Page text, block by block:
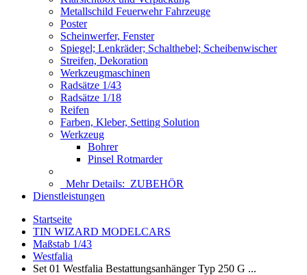
Metallschild Feuerwehr Fahrzeuge
Poster
Scheinwerfer, Fenster
Spiegel; Lenkräder; Schalthebel; Scheibenwischer
Streifen, Dekoration
Werkzeugmaschinen
Radsätze 1/43
Radsätze 1/18
Reifen
Farben, Kleber, Setting Solution
Werkzeug
Bohrer
Pinsel Rotmarder
Mehr Details: ZUBEHÖR
Dienstleistungen
Startseite
TIN WIZARD MODELCARS
Maßstab 1/43
Westfalia
Set 01 Westfalia Bestattungsanhänger Typ 250 G ...